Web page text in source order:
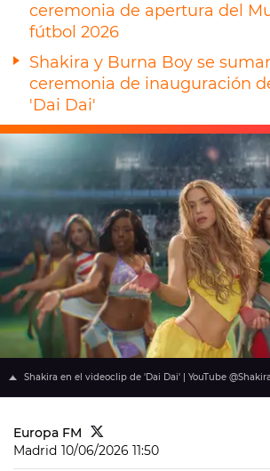
ceremonia de apertura del
fútbol 2026
Shakira y Burna Boy se
ceremonia de inauguración
'Dai Dai'
Shakira en el videoclip de 'Dai Dai' | YouTube @Shakira
Europa FM
Madrid 10/06/2026 11:50